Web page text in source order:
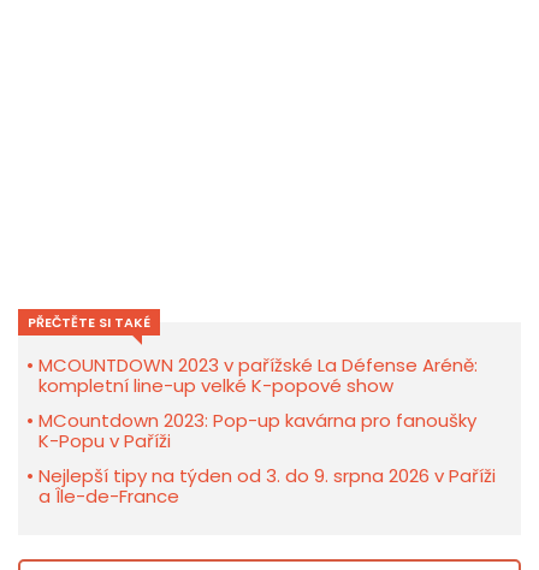
PŘEČTĚTE SI TAKÉ
MCOUNTDOWN 2023 v pařížské La Défense Aréně:
kompletní line-up velké K-popové show
MCountdown 2023: Pop-up kavárna pro fanoušky
K-Popu v Paříži
Nejlepší tipy na týden od 3. do 9. srpna 2026 v Paříži
a Île-de-France